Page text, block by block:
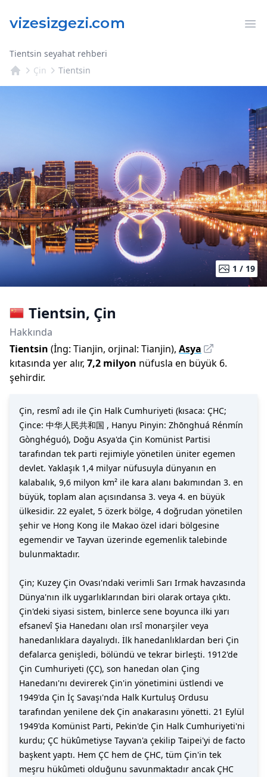
Tientsin seyahat rehberi
Çin
Tientsin
1 / 19
Tientsin, Çin
Hakkında
Tientsin (İng: Tianjin, orjinal: Tianjin), Asya
kıtasında yer alır, 7,2 milyon nüfusla en büyük 6.
şehirdir.
Çin, resmî adı ile Çin Halk Cumhuriyeti (kısaca: ÇHC;
Çince: 中华人民共和国 , Hanyu Pinyin: Zhōnghuá Rénmín
Gònghéguó), Doğu Asya'da Çin Komünist Partisi
tarafından tek parti rejimiyle yönetilen üniter egemen
devlet. Yaklaşık 1,4 milyar nüfusuyla dünyanın en
kalabalık, 9,6 milyon km² ile kara alanı bakımından 3. en
büyük, toplam alan açısındansa 3. veya 4. en büyük
ülkesidir. 22 eyalet, 5 özerk bölge, 4 doğrudan yönetilen
şehir ve Hong Kong ile Makao özel idari bölgesine
egemendir ve Tayvan üzerinde egemenlik talebinde
bulunmaktadır.
Çin; Kuzey Çin Ovası'ndaki verimli Sarı Irmak havzasında
Dünya'nın ilk uygarlıklarından biri olarak ortaya çıktı.
Çin'deki siyasi sistem, binlerce sene boyunca ilki yarı
efsanevî Şia Hanedanı olan ırsî monarşiler veya
hanedanlıklara dayalıydı. İlk hanedanlıklardan beri Çin
defalarca genişledi, bölündü ve tekrar birleşti. 1912'de
Çin Cumhuriyeti (ÇC), son hanedan olan Çing
Hanedanı'nı devirerek Çin'in yönetimini üstlendi ve
1949'da Çin İç Savaşı'nda Halk Kurtuluş Ordusu
tarafından yenilene dek Çin anakarasını yönetti. 21 Eylül
1949'da Komünist Parti, Pekin'de Çin Halk Cumhuriyeti'ni
kurdu; ÇC hükûmetiyse Tayvan'a çekilip Taipei'yi de facto
başkent yaptı. Hem ÇC hem de ÇHC, tüm Çin'in tek
meşru hükûmeti olduğunu savunmaktadır ancak ÇHC